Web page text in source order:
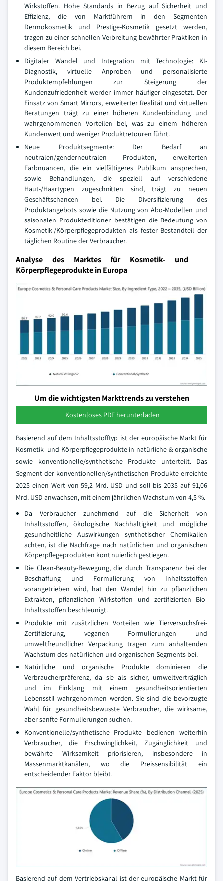
Wirkstoffen. Hohe Standards in Bezug auf Sicherheit und
Effizienz, die von Marktführern in den Segmenten
Dermokosmetik und Prestige-Kosmetik gesetzt werden,
tragen zu einer schnellen Verbreitung bewährter Praktiken in
diesem Bereich bei.
Digitaler Wandel und Integration mit Technologie: KI-
Diagnostik, virtuelle Anproben und personalisierte
Produktempfehlungen zur Steigerung der
Kundenzufriedenheit werden immer häufiger eingesetzt. Der
Einsatz von Smart Mirrors, erweiterter Realität und virtuellen
Beratungen trägt zu einer höheren Kundenbindung und
wahrgenommenen Vorteilen bei, was zu einem höheren
Kundenwert und weniger Produktretouren führt.
Neue Produktsegmente: Der Bedarf an
neutralen/genderneutralen Produkten, erweiterten
Farbnuancen, die ein vielfältigeres Publikum ansprechen,
sowie Behandlungen, die speziell auf verschiedene
Haut-/Haartypen zugeschnitten sind, trägt zu neuen
Geschäftschancen bei. Die Diversifizierung des
Produktangebots sowie die Nutzung von Abo-Modellen und
saisonalen Produkteditionen bestätigen die Bedeutung von
Kosmetik-/Körperpflegeprodukten als fester Bestandteil der
täglichen Routine der Verbraucher.
Analyse des Marktes für Kosmetik- und
Körperpflegeprodukte in Europa
Um die wichtigsten Markttrends zu verstehen
Kostenloses PDF herunterladen
Basierend auf dem Inhaltsstofftyp ist der europäische Markt für
Kosmetik- und Körperpflegeprodukte in natürliche & organische
sowie konventionelle/synthetische Produkte unterteilt. Das
Segment der konventionellen/synthetischen Produkte erreichte
2025 einen Wert von 59,2 Mrd. USD und soll bis 2035 auf 91,06
Mrd. USD anwachsen, mit einem jährlichen Wachstum von 4,5 %.
Da Verbraucher zunehmend auf die Sicherheit von
Inhaltsstoffen, ökologische Nachhaltigkeit und mögliche
gesundheitliche Auswirkungen synthetischer Chemikalien
achten, ist die Nachfrage nach natürlichen und organischen
Körperpflegeprodukten kontinuierlich gestiegen.
Die Clean-Beauty-Bewegung, die durch Transparenz bei der
Beschaffung und Formulierung von Inhaltsstoffen
vorangetrieben wird, hat den Wandel hin zu pflanzlichen
Extrakten, pflanzlichen Wirkstoffen und zertifizierten Bio-
Inhaltsstoffen beschleunigt.
Produkte mit zusätzlichen Vorteilen wie Tierversuchsfrei-
Zertifizierung, veganen Formulierungen und
umweltfreundlicher Verpackung tragen zum anhaltenden
Wachstum des natürlichen und organischen Segments bei.
Natürliche und organische Produkte dominieren die
Verbraucherpräferenz, da sie als sicher, umweltverträglich
und im Einklang mit einem gesundheitsorientierten
Lebensstil wahrgenommen werden. Sie sind die bevorzugte
Wahl für gesundheitsbewusste Verbraucher, die wirksame,
aber sanfte Formulierungen suchen.
Konventionelle/synthetische Produkte bedienen weiterhin
Verbraucher, die Erschwinglichkeit, Zugänglichkeit und
bewährte Wirksamkeit priorisieren, insbesondere in
Massenmarktkanälen, wo die Preissensibilität ein
entscheidender Faktor bleibt.
Basierend auf dem Vertriebskanal ist der europäische Markt für